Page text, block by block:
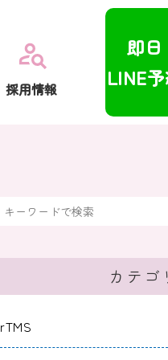
採用情報
即日
LINE
カテゴ
rTMS